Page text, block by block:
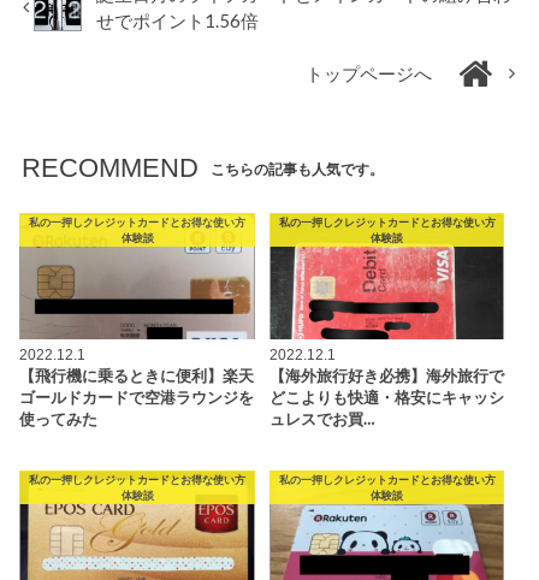
せでポイント1.56倍
トップページへ
RECOMMEND こちらの記事も人気です。
私の一押しクレジットカードとお得な使い方
体験談
2022.12.1
【飛行機に乗るときに便利】楽天
ゴールドカードで空港ラウンジを
使ってみた
私の一押しクレジットカードとお得な使い方
体験談
2022.12.1
【海外旅行好き必携】海外旅行で
どこよりも快適・格安にキャッシ
ュレスでお買…
私の一押しクレジットカードとお得な使い方
体験談
私の一押しクレジットカードとお得な使い方
体験談